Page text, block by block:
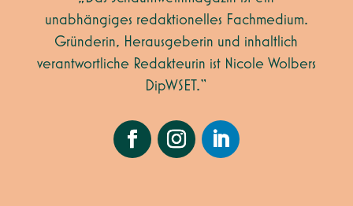
unabhängiges redaktionelles Fachmedium.
Gründerin, Herausgeberin und inhaltlich
verantwortliche Redakteurin ist Nicole Wolbers
DipWSET.“